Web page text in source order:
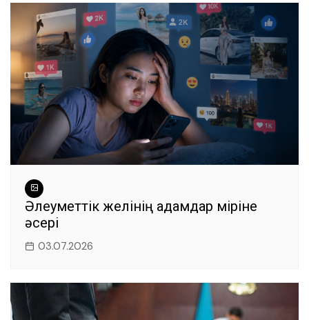
Әлеуметтік желінің адамдар өміріне
әсері
03.07.2026